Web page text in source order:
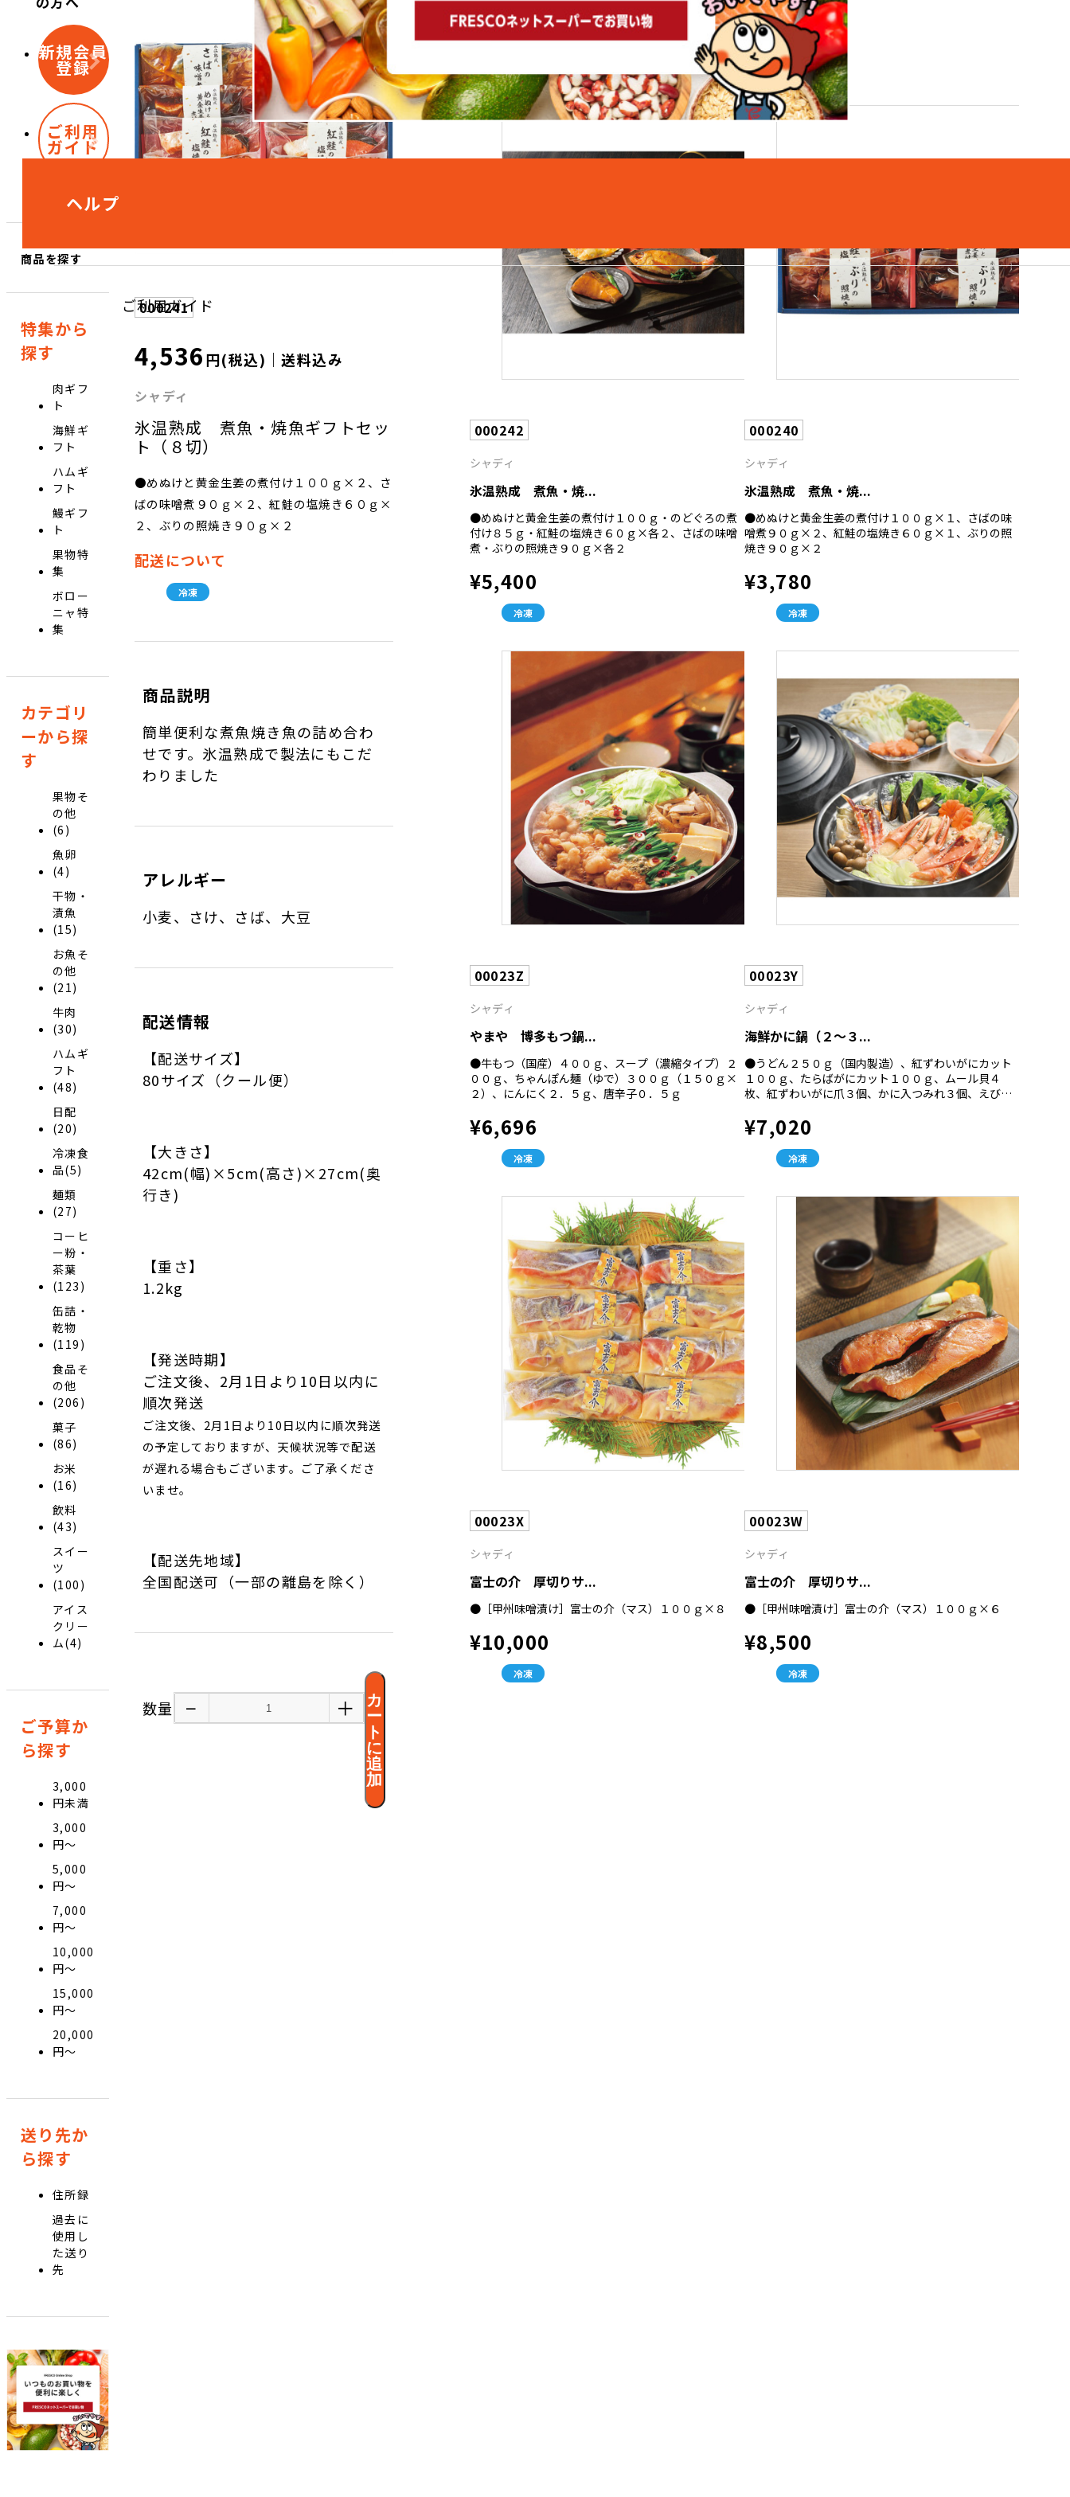
ヘルプ
ご利用ガイド
新規会員
登録
ご利用
ガイド
商品を探す
特集から
探す
肉ギフ
ト
海鮮ギ
フト
ハムギ
フト
鰻ギフ
ト
果物特
集
ボロー
ニャ特
集
カテゴリ
ーから探
す
果物そ
の他
(6)
魚卵
(4)
干物・
漬魚
(15)
お魚そ
の他
(21)
牛肉
(30)
ハムギ
フト
(48)
日配
(20)
冷凍食
品(5)
麺類
(27)
コーヒ
ー粉・
茶葉
(123)
缶詰・
乾物
(119)
食品そ
の他
(206)
菓子
(86)
お米
(16)
飲料
(43)
スイー
ツ
(100)
アイス
クリー
ム(4)
ご予算か
ら探す
3,000
円未満
3,000
円〜
5,000
円〜
7,000
円〜
10,000
円〜
15,000
円〜
20,000
円〜
送り先か
ら探す
住所録
過去に
使用し
た送り
先
000241
4,536円(税込)｜送料込み
シャディ
氷温熟成 煮魚・焼魚ギフトセッ
ト（８切）
●めぬけと黄金生姜の煮付け１００ｇ×２、さ
ばの味噌煮９０ｇ×２、紅鮭の塩焼き６０ｇ×
２、ぶりの照焼き９０ｇ×２
配送について
冷凍
商品説明
簡単便利な煮魚焼き魚の詰め合わ
せです。氷温熟成で製法にもこだ
わりました
アレルギー
小麦、さけ、さば、大豆
配送情報
【配送サイズ】
80サイズ（クール便）
【大きさ】
42cm(幅)×5cm(高さ)×27cm(奥
行き)
【重さ】
1.2kg
【発送時期】
ご注文後、2月1日より10日以内に
順次発送
ご注文後、2月1日より10日以内に順次発送
の予定しておりますが、天候状況等で配送
が遅れる場合もございます。ご了承くださ
いませ。
【配送先地域】
全国配送可（一部の離島を除く）
数量 − ＋
カ
ー
ト
に
追
加
こちらもおすすめ
000242
シャディ
氷温熟成 煮魚・焼...
●めぬけと黄金生姜の煮付け１００ｇ・のどぐろの煮
付け８５ｇ・紅鮭の塩焼き６０ｇ×各２、さばの味噌
煮・ぶりの照焼き９０ｇ×各２
¥5,400
冷凍
000240
シャディ
氷温熟成 煮魚・焼...
●めぬけと黄金生姜の煮付け１００ｇ×１、さばの味
噌煮９０ｇ×２、紅鮭の塩焼き６０ｇ×１、ぶりの照
焼き９０ｇ×２
¥3,780
冷凍
00023Z
シャディ
やまや 博多もつ鍋...
●牛もつ（国産）４００ｇ、スープ（濃縮タイプ）２
００ｇ、ちゃんぽん麺（ゆで）３００ｇ（１５０ｇ×
２）、にんにく２．５ｇ、唐辛子０．５ｇ
¥6,696
冷凍
00023Y
シャディ
海鮮かに鍋（２～３...
●うどん２５０ｇ（国内製造）、紅ずわいがにカット
１００ｇ、たらばがにカット１００ｇ、ムール貝４
枚、紅ずわいがに爪３個、かに入つみれ３個、えび入
¥7,020
冷凍
00023X
シャディ
富士の介 厚切りサ...
●［甲州味噌漬け］富士の介（マス）１００ｇ×８
¥10,000
冷凍
00023W
シャディ
富士の介 厚切りサ...
●［甲州味噌漬け］富士の介（マス）１００ｇ×６
¥8,500
冷凍